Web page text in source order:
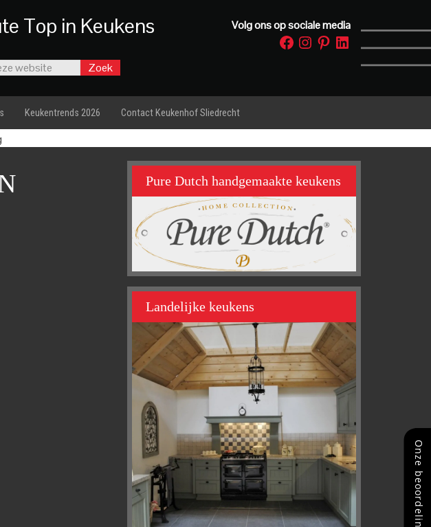
Top in Keukens
Volg ons op sociale media
Facebook
Instagram
PinterestLinkedIn
Keukentrends 2026 Contact Keukenhof Sliedrecht
Pure Dutch handgemaakte keukens
Landelijke keukens